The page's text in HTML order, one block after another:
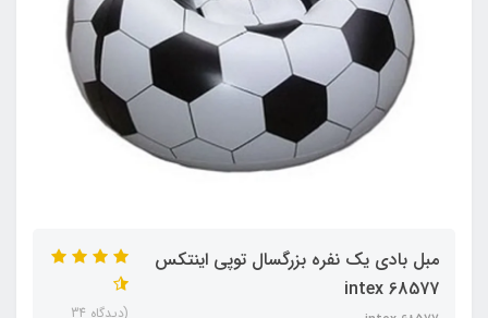
مبل بادی یک نفره بزرگسال توپی اینتکس
intex 68577
(دیدگاه 34